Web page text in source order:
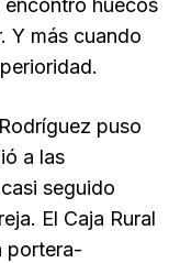
encontró huecos
Y más cuando
puso
a las
seguido
El Caja Rural
portera-